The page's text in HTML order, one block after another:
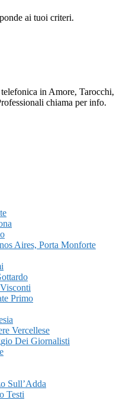
ai tuoi criteri.
in Amore, Tarocchi,
chiama per info.
Aires,​ Porta Monforte
Primo
Vercellese
Dei Giornalisti
Sull’Adda
Testi